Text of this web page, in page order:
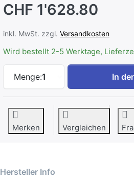
CHF 1'628.80
inkl. MwSt. zzgl. Versandkosten
Wird bestellt 2-5 Werktage,
Menge:1
Electrolux
In
Merken Vergleichen
Hersteller Info